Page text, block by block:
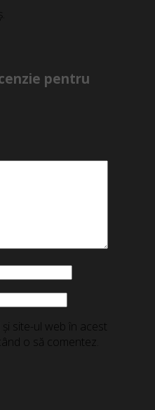
pentru
site-ul web în acest
o să comentez.